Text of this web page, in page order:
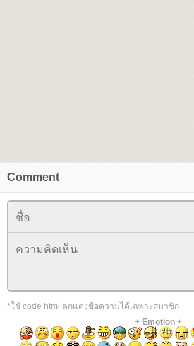
Comment
*ใช้ code html ตกแต่งข้อความได้เฉพาะสมาชิก
+ Emotion+